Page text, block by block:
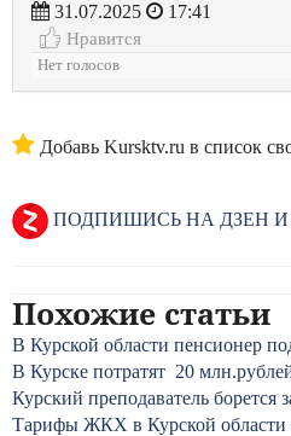
31.07.2025
17:41
Нравится
Нет голосов
Добавь Kursktv.ru в список
ПОДПИШИСЬ НА ДЗЕН
Похожие статьи
В Курской области пенсионер
В Курске потратят 20
Курский преподаватель борется
Тарифы ЖКХ в Курской области